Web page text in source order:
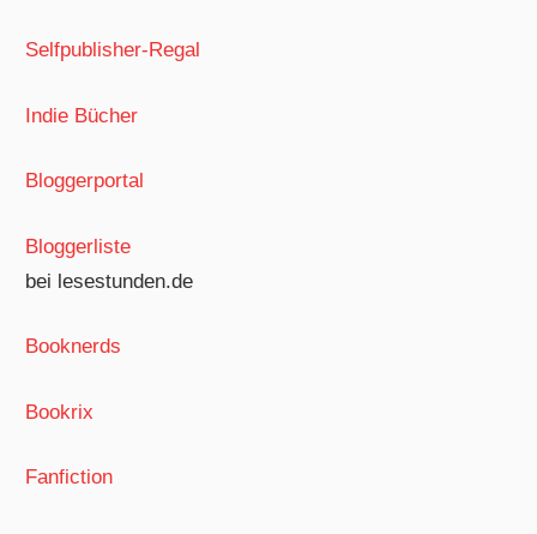
Selfpublisher-Regal
Indie Bücher
Bloggerportal
Bloggerliste
bei lesestunden.de
Booknerds
Bookrix
Fanfiction